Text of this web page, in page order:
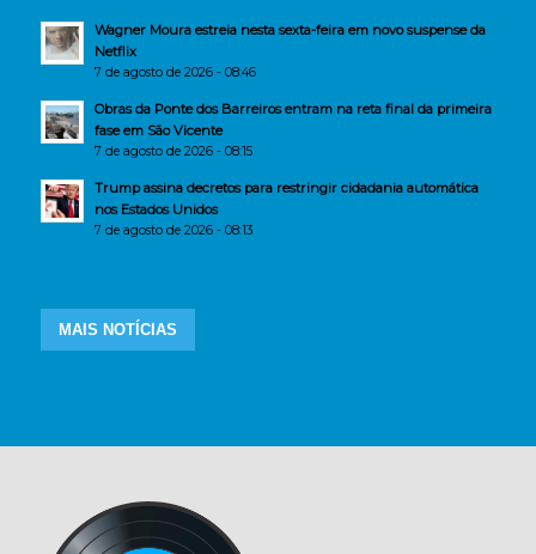
Wagner Moura estreia nesta sexta-feira em novo suspense da
Netflix
7 de agosto de 2026 - 08:46
Obras da Ponte dos Barreiros entram na reta final da primeira
fase em São Vicente
7 de agosto de 2026 - 08:15
Trump assina decretos para restringir cidadania automática
nos Estados Unidos
7 de agosto de 2026 - 08:13
MAIS NOTÍCIAS